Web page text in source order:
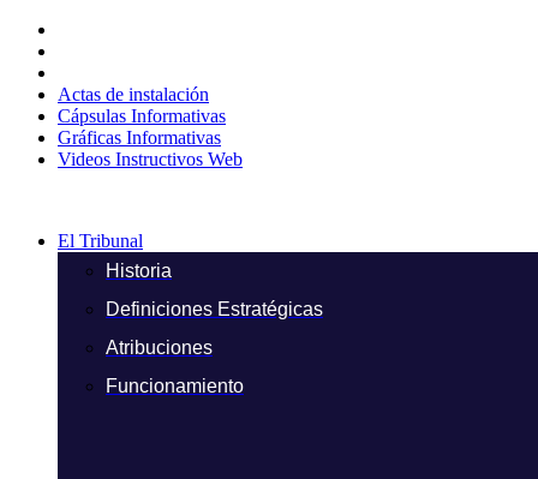
contenido
Actas de instalación
Cápsulas Informativas
Gráficas Informativas
Videos Instructivos Web
El Tribunal
Historia
Definiciones Estratégicas
Atribuciones
Funcionamiento